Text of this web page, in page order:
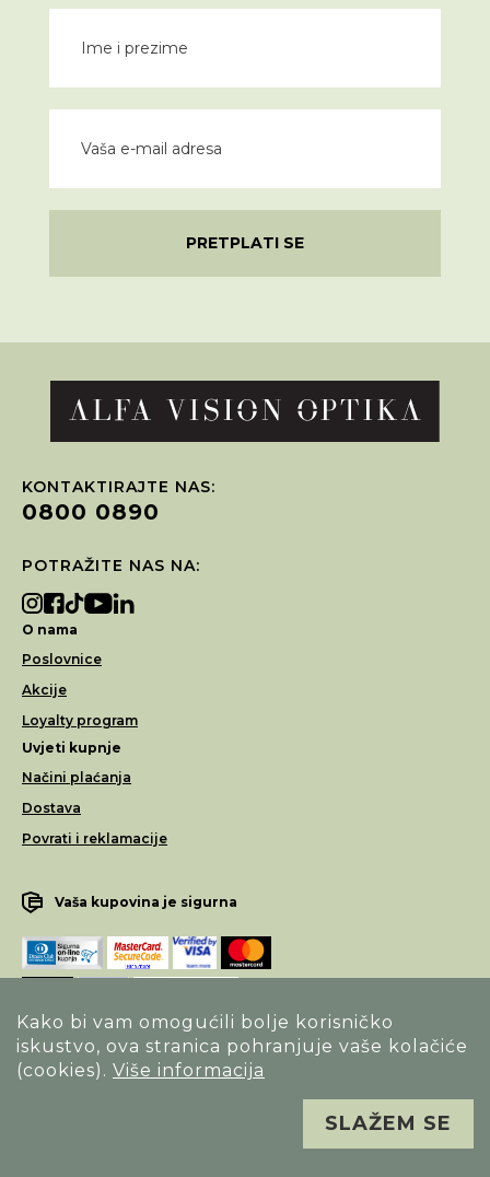
Kako bi vam omogućili bolje korisničko
iskustvo, ova stranica pohranjuje vaše kolačiće
(cookies). Više informacija
SLAŽEM SE
PRETPLATI SE
KONTAKTIRAJTE NAS:
0800 0890
POTRAŽITE NAS NA:
O nama
Poslovnice
Akcije
Loyalty program
Uvjeti kupnje
Načini plaćanja
Dostava
Povrati i reklamacije
Vaša kupovina je sigurna
Opći uvjeti poslovanja
Sva prava pridržana. Alfa Vision optika ©